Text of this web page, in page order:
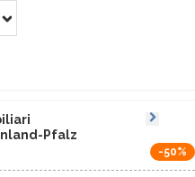
Pfalz
-50%